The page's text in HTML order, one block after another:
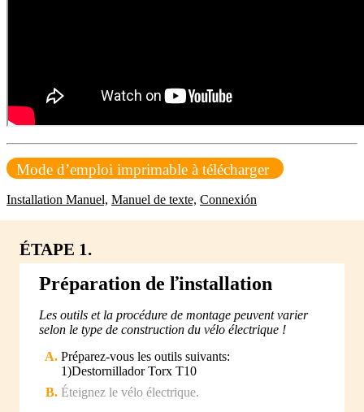
Mode d’emploi imprimable à télécharger
Installation Manuel, Manuel de texte, Connexión
ÉTAPE 1.
Préparation de ľinstallation
Les outils et la procédure de montage peuvent varier
selon le type de construction du vélo électrique !
Préparez-vous les outils suivants:
1)Destornillador Torx T10
Éteignez le vélo électrique.